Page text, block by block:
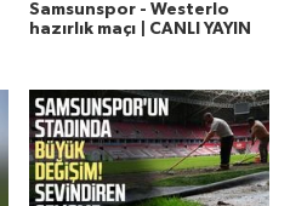
Samsunspor - Westerlo
hazırlık maçı | CANLI YAYIN